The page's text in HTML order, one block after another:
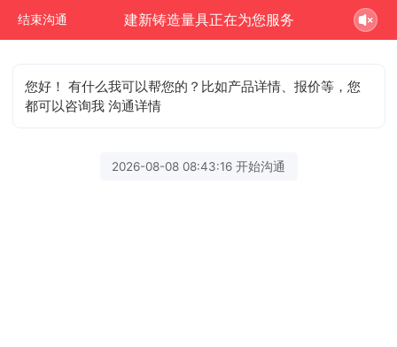
结束沟通 建新铸造量具正在为您服务
您好！ 有什么我可以帮您的？比如产品详情、报价等，您
都可以咨询我 沟通详情
2026-08-08 08:43:16 开始沟通